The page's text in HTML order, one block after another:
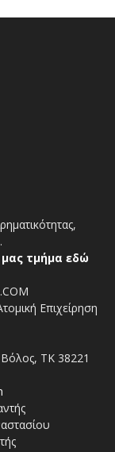
τμήμα εδώ
Επιχείρηση
ΤΚ 38221